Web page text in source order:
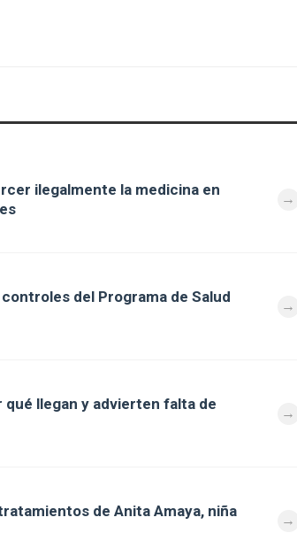
ilegalmente la medicina en
del Programa de Salud
llegan y advierten falta de
de Anita Amaya, niña